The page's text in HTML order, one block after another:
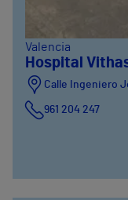
Valencia
Hospital
Calle Ingeniero
961 204 247